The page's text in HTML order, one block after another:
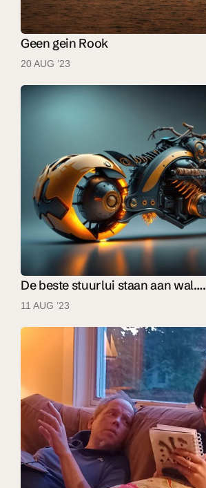
Geen gein Rook
20 AUG ’23
De beste stuurlui staan aan wal….
11 AUG ’23